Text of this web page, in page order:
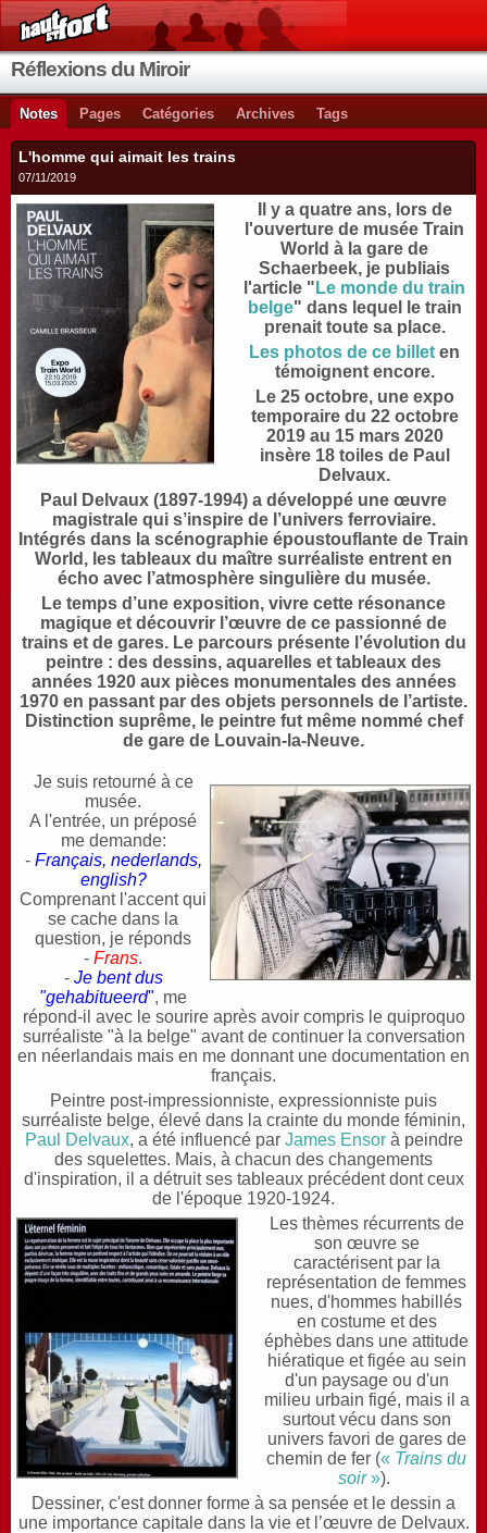
Réflexions du Miroir
Notes Pages Catégories Archives Tags
L'homme qui aimait les trains
07/11/2019
Il y a quatre ans, lors de
l'ouverture de musée Train
World à la gare de
Schaerbeek, je publiais
l'article " Le monde du train
belge" dans lequel le train
prenait toute sa place.
Les photos de ce billet en
témoignent encore.
Le 25 octobre, une expo
temporaire du 22 octobre
2019 au 15 mars 2020
insère 18 toiles de Paul
Delvaux.
Paul Delvaux (1897-1994) a développé une œuvre
magistrale qui s’inspire de l’univers ferroviaire.
Intégrés dans la scénographie époustouflante de Train
World, les tableaux du maître surréaliste entrent en
écho avec l’atmosphère singulière du musée.
Le temps d’une exposition, vivre cette résonance
magique et découvrir l’œuvre de ce passionné de
trains et de gares. Le parcours présente l’évolution du
peintre : des dessins, aquarelles et tableaux des
années 1920 aux pièces monumentales des années
1970 en passant par des objets personnels de l’artiste.
Distinction suprême, le peintre fut même nommé chef
de gare de Louvain-la-Neuve.
Je suis retourné à ce
musée.
A l'entrée, un préposé
me demande:
- Français, nederlands,
english?
Comprenant l'accent qui
se cache dans la
question, je réponds
- Frans.
- Je bent dus
"gehabitueerd", me
répond-il avec le sourire après avoir compris le quiproquo
surréaliste "à la belge" avant de continuer la conversation
en néerlandais mais en me donnant une documentation en
français.
Peintre post-impressionniste, expressionniste puis
surréaliste belge, élevé dans la crainte du monde féminin,
Paul Delvaux, a été influencé par James Ensorà peindre
des squelettes. Mais, à chacun des changements
d'inspiration, il a détruit ses tableaux précédent dont ceux
de l'époque 1920-1924.
Les thèmes récurrents de
son œuvre se
caractérisent par la
représentation de femmes
nues, d'hommes habillés
en costume et des
éphèbes dans une attitude
hiératique et figée au sein
d'un paysage ou d'un
milieu urbain figé, mais il a
surtout vécu dans son
univers favori de gares de
chemin de fer (« Trains du
soir»).
Dessiner, c'est donner forme à sa pensée et le dessin a
une importance capitale dans la vie et l’œuvre de Delvaux.